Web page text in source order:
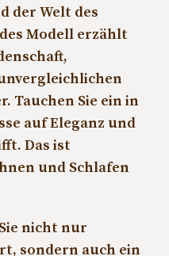
der Welt des
Modell erzählt
Tauchen Sie ein in
auf Eleganz und
Das ist
und Schlafen
nicht nur
sondern auch ein